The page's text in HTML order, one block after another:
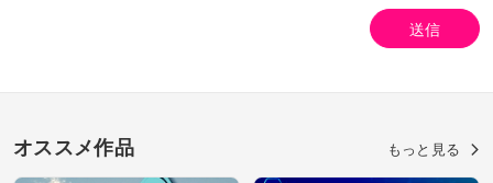
作品作りとかめっちゃ興味あります！遠慮なくお声掛けくださいね～
送信
オススメ作品 もっと見る